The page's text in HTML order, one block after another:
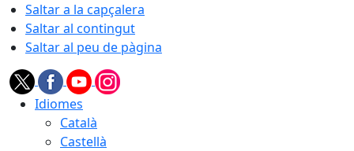
Saltar a la capçalera
Saltar al contingut
Saltar al peu de pàgina
Idiomes
Català
Castellà